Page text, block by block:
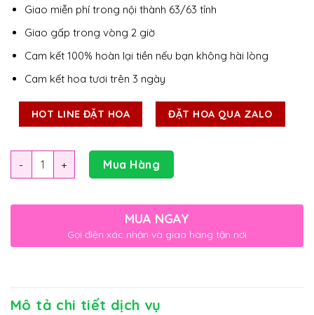
Giao miễn phí trong nội thành 63/63 tỉnh
Giao gấp trong vòng 2 giờ
Cam kết 100% hoàn lại tiền nếu bạn không hài lòng
Cam kết hoa tươi trên 3 ngày
HOT LINE ĐẶT HOA ĐẶT HOA QUA ZALO
Số lượng Mua Hàng
MUA NGAY
Gọi điện xác nhận và giao hàng tận nơi
Mô tả chi tiết dịch vụ